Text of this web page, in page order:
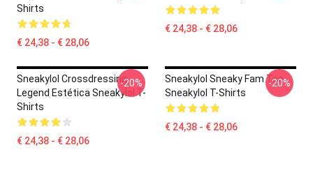
Shirts
€ 24,38 - € 28,06
€ 24,38 - € 28,06
Sneakylol Crossdressing
Legend Estética Sneakylol T-
Shirts
€ 24,38 - € 28,06
-20%
Sneakylol Sneaky Fam Tee
Sneakylol T-Shirts
€ 24,38 - € 28,06
-20%